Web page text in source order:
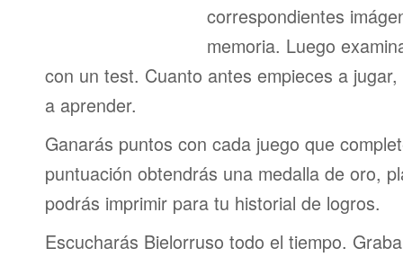
correspondientes
memoria. Luego
con un test. Cuanto antes empieces a
a aprender.
Ganarás puntos con cada juego que
puntuación obtendrás una medalla de oro,
podrás imprimir para tu historial de logros.
Escucharás Bielorruso todo el tiempo.